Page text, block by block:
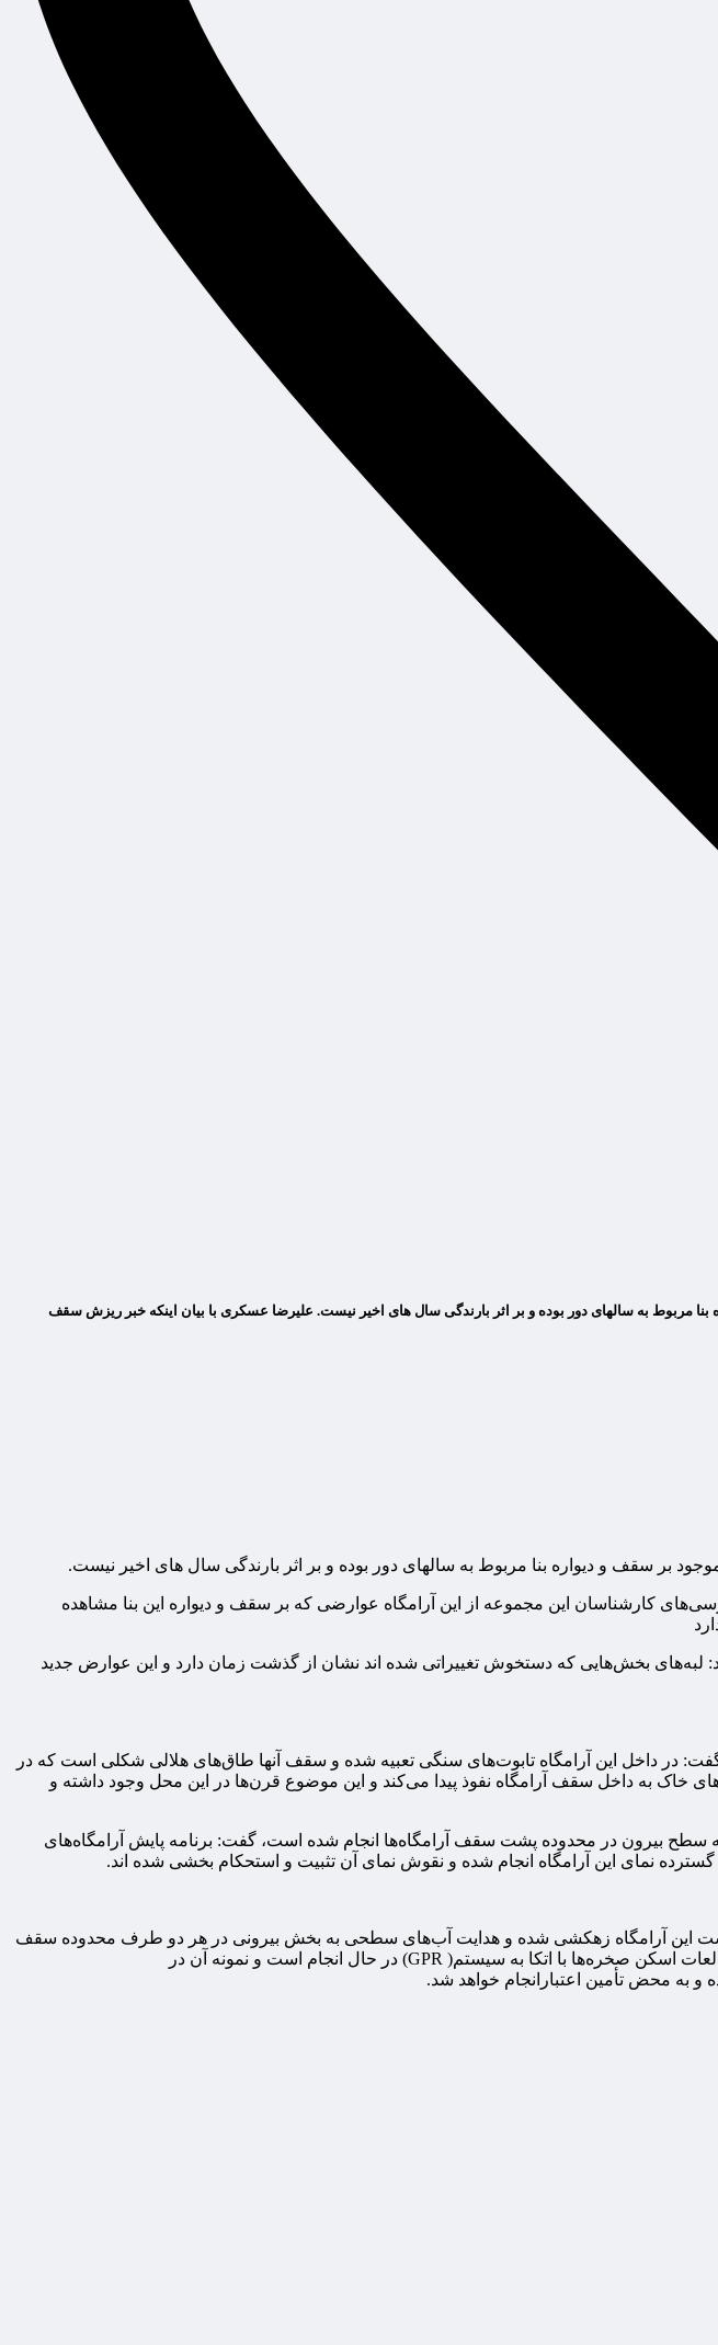
به سالهای دور بوده و بر اثر بارندگی سال های اخیر نیست. علیرضا عسکری با بیان اینکه خبر ریزش سقف
سقف و دیواره بنا مربوط به سالهای دور بوده و بر اثر بارندگی سال های اخیر نیست.
کارشناسان این مجموعه از این آرامگاه عوارضی که بر سقف و دیواره این بنا مشاهده
بخش‌هایی که دستخوش تغییراتی شده اند نشان از گذشت زمان دارد و این عوارض جدید
در داخل این آرامگاه تابوت‌های سنگی تعبیه شده و سقف آنها طاق‌های هلالی شکلی است که در
به داخل سقف آرامگاه نفوذ پیدا می‌کند و این موضوع قرن‌ها در این محل وجود داشته و
به سطح بیرون در محدوده پشت سقف آرامگاه‌ها انجام شده است، گفت: برنامه پایش آرامگاه‌های
نمای این آرامگاه انجام شده و نقوش نمای آن تثبیت و استحکام بخشی شده اند.
پشت این آرامگاه زهکشی شده و هدایت آب‌های سطحی به بخش بیرونی در هر دو طرف محدوده سقف
انجام شده است و همچنین برای شناسایی رگه‌های نفوذ آب در صخره‌های کوهستانی کوه رحمت برنامه مطالعات اسکن صخره‌ها با اتکا به سیستم( GPR) در حال انجام است و نمونه آن در
و به محض تأمین اعتبارانجام خواهد شد.